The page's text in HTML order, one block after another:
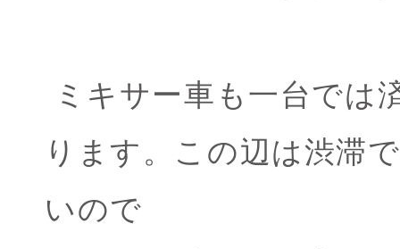
ミキサー車も一台では
ります。この辺は渋滞
いので